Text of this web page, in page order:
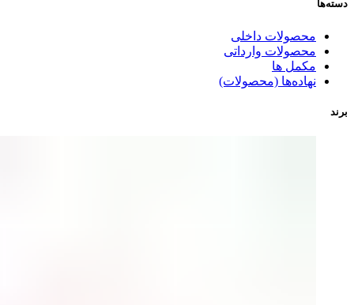
دسته‌ها
محصولات داخلی
محصولات وارداتی
مکمل ها
نهاده‌ها (محصولات)
برند